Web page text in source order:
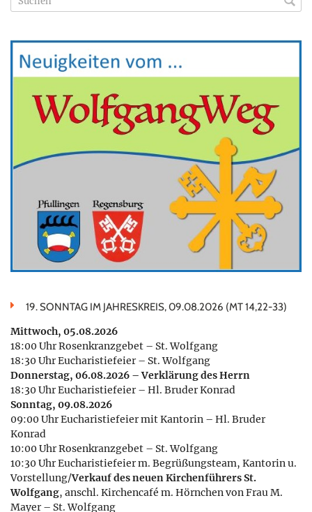
19. SONNTAG IM JAHRESKREIS, 09.08.2026 (MT 14,22-33)
Mittwoch, 05.08.2026
18:00 Uhr Rosenkranzgebet – St. Wolfgang
18:30 Uhr Eucharistiefeier – St. Wolfgang
Donnerstag, 06.08.2026 – Verklärung des Herrn
18:30 Uhr Eucharistiefeier – Hl. Bruder Konrad
Sonntag, 09.08.2026
09:00 Uhr Eucharistiefeier mit Kantorin – Hl. Bruder
Konrad
10:00 Uhr Rosenkranzgebet – St. Wolfgang
10:30 Uhr Eucharistiefeier m. Begrüßungsteam, Kantorin u.
Vorstellung/Verkauf des neuen Kirchenführers St.
Wolfgang, anschl. Kirchencafé m. Hörnchen von Frau M.
Mayer – St. Wolfgang